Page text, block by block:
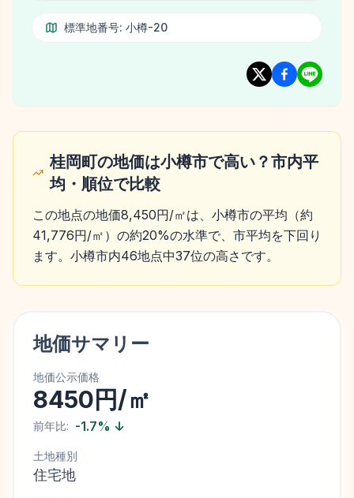
標準地番号: 小樽-20
桂岡町の地価は小樽市で高い？市内平
均・順位で比較
この地点の地価8,450円/㎡は、小樽市の平均（約
41,776円/㎡）の約20%の水準で、市平均を下回り
ます。小樽市内46地点中37位の高さです。
地価サマリー
地価公示価格
8450円/㎡
前年比: -1.7% ↓
土地種別
住宅地